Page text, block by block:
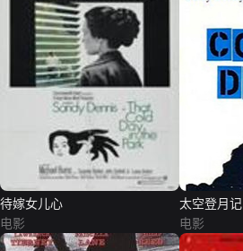
待嫁女儿心
电影
太空登月记
电影